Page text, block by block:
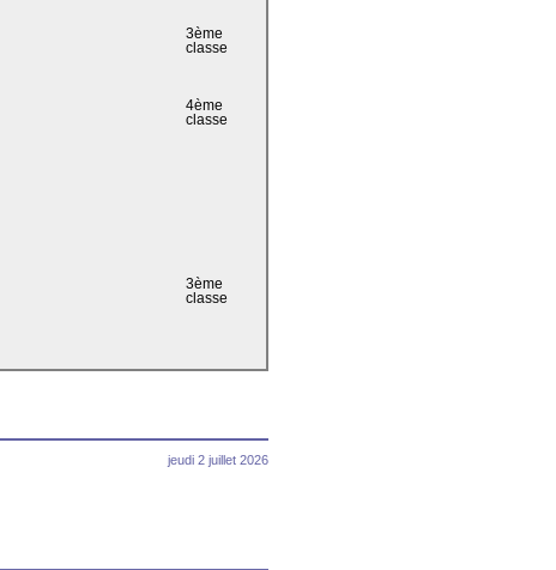
3ème
classe
4ème
classe
3ème
classe
jeudi 2 juillet 2026